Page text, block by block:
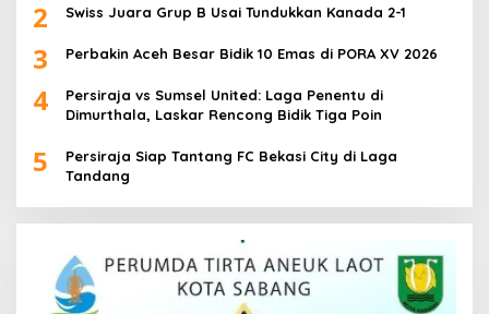
2 Swiss Juara Grup B Usai Tundukkan Kanada 2-1
3 Perbakin Aceh Besar Bidik 10 Emas di PORA XV 2026
4
Persiraja vs Sumsel United: Laga Penentu di
Dimurthala, Laskar Rencong Bidik Tiga Poin
5
Persiraja Siap Tantang FC Bekasi City di Laga
Tandang